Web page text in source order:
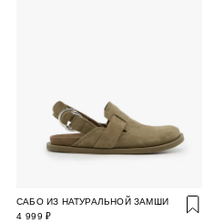
САБО ИЗ НАТУРАЛЬНОЙ ЗАМШИ
4 999 ₽